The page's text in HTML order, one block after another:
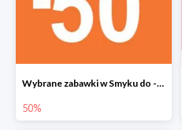
Wybrane zabawki w Smyku do -50%
50%